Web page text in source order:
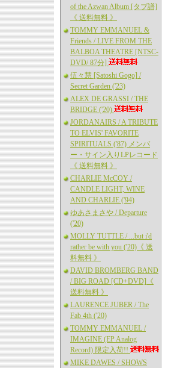
of the Azwan Album [タブ譜]
《 送料無料 》
TOMMY EMMANUEL &
Friends / LIVE FROM THE
BALBOA THEATRE [NTSC-
DVD/ 87分]
伍々慧 [Satoshi Gogo] /
Secret Garden ('23)
ALEX DE GRASSI / THE
BRIDGE ('20)
JORDANAIRS / A TRIBUTE
TO ELVIS' FAVORITE
SPIRITUALS ('87) メンバ
ー・サイン入りLPレコード
《 送料無料 》
CHARLIE McCOY /
CANDLE LIGHT, WINE
AND CHARLIE ('94)
ゆあさまさや / Departure
('20)
MOLLY TUTTLE / ...but i'd
rather be with you ('20)《 送
料無料 》
DAVID BROMBERG BAND
/ BIG ROAD [CD+DVD]《
送料無料 》
LAURENCE JUBER / The
Fab 4th ('20)
TOMMY EMMANUEL /
IMAGINE (EP Analog
Record) 限定入荷!!
MIKE DAWES / SHOWS